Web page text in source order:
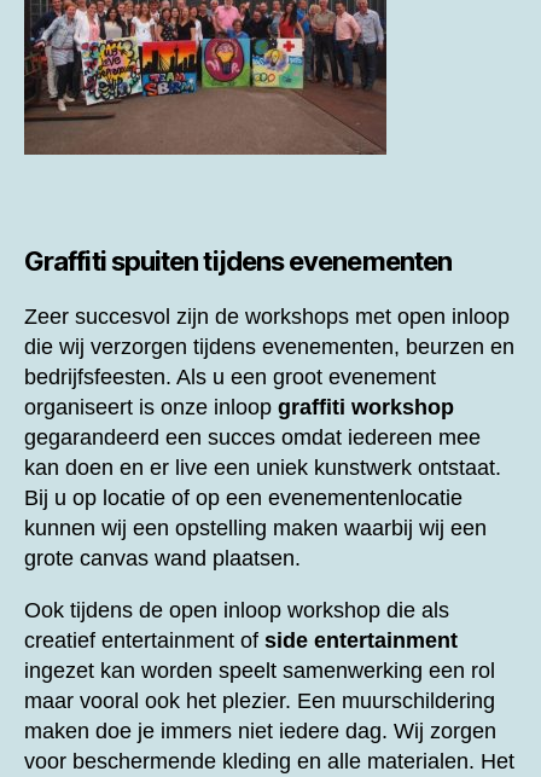
Graffiti spuiten tijdens evenementen
Zeer succesvol zijn de workshops met open inloop
die wij verzorgen tijdens evenementen, beurzen en
bedrijfsfeesten. Als u een groot evenement
organiseert is onze inloop graffiti workshop
gegarandeerd een succes omdat iedereen mee
kan doen en er live een uniek kunstwerk ontstaat.
Bij u op locatie of op een evenementenlocatie
kunnen wij een opstelling maken waarbij wij een
grote canvas wand plaatsen.
Ook tijdens de open inloop workshop die als
creatief entertainment of side entertainment
ingezet kan worden speelt samenwerking een rol
maar vooral ook het plezier. Een muurschildering
maken doe je immers niet iedere dag. Wij zorgen
voor beschermende kleding en alle materialen. Het